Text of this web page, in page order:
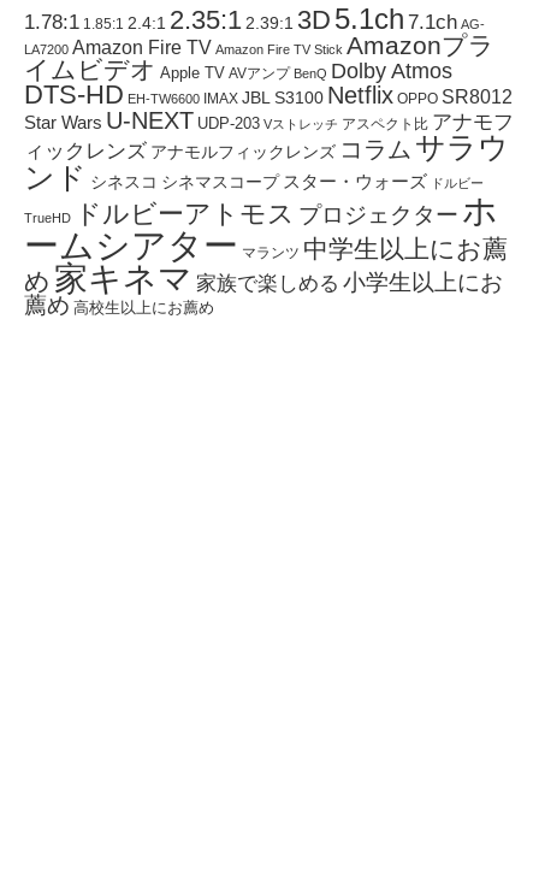
1.78:1 1.85:1 2.4:1 2.35:1 2.39:1 3D 5.1ch 7.1ch AG-
LA7200 Amazon Fire TV Amazon Fire TV Stick Amazonプラ
イムビデオ Apple TV AVアンプ BenQ Dolby Atmos
DTS-HD EH-TW6600 IMAX JBL S3100 Netflix OPPO SR8012
Star Wars U-NEXT UDP-203 Vストレッチ アスペクト比 アナモフ
ィックレンズ アナモルフィックレンズ コラム サラウ
ンド シネスコ シネマスコープ スター・ウォーズ ドルビー
TrueHD ドルビーアトモス プロジェクター ホ
ームシアター マランツ 中学生以上にお薦
め 家キネマ 家族で楽しめる 小学生以上にお
薦め 高校生以上にお薦め